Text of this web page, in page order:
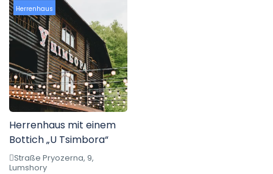
Herrenhaus
Herrenhaus mit einem
Bottich „U Tsimbora“
Straße Pryozerna, 9,
Lumshory